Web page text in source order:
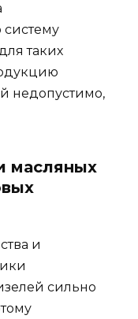
систему
таких
недопустимо,
масляных
и
сильно